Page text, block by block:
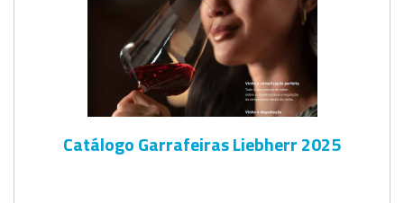
Catálogo Garrafeiras Liebherr 2025